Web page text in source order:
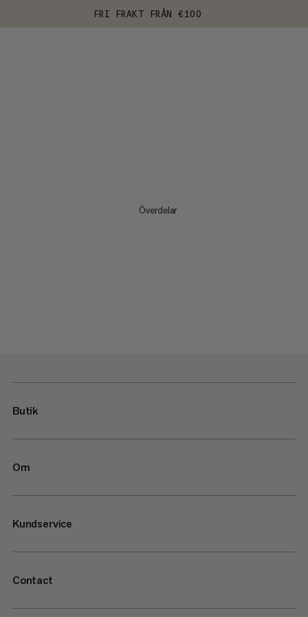
FRI FRAKT FRÅN €100
Överdelar
Butik
Om
Kundservice
Contact